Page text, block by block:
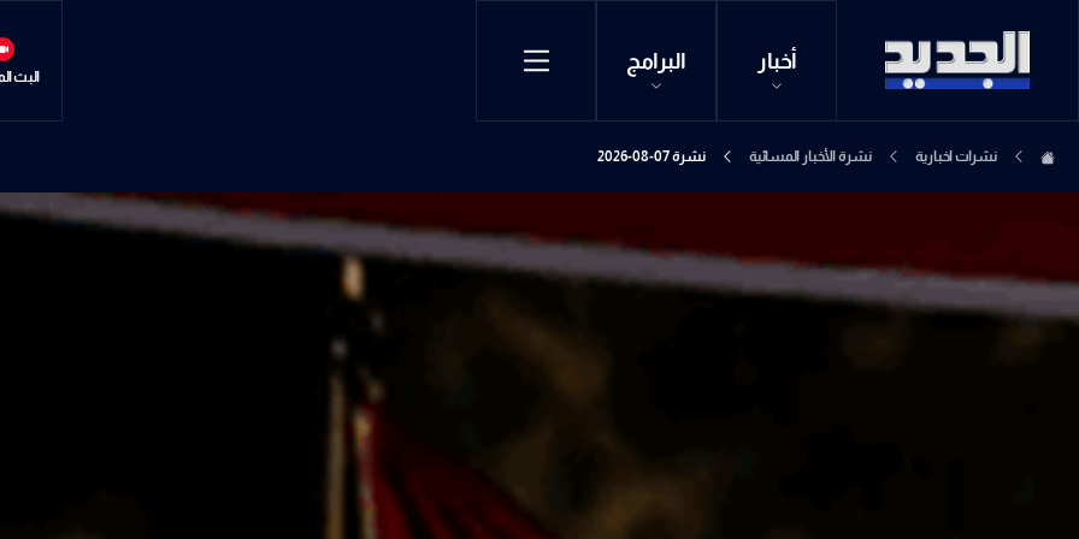
أخبار البرامج
البث
نشرات اخبارية نشرة الأخبار المسائية نشرة 07-08-2026